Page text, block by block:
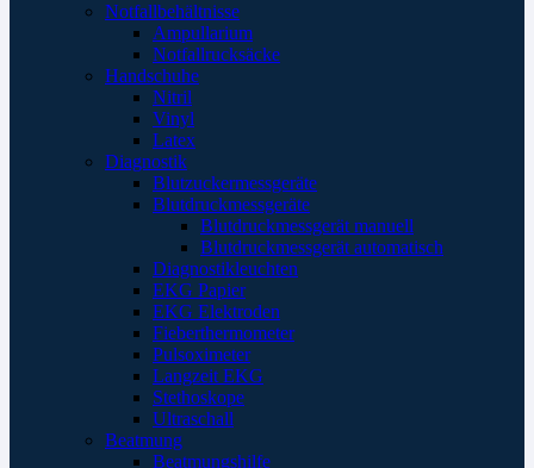
Notfallbehältnisse
Ampullarium
Notfallrucksäcke
Handschuhe
Nitril
Vinyl
Latex
Diagnostik
Blutzuckermessgeräte
Blutdruckmessgeräte
Blutdruckmessgerät manuell
Blutdruckmessgerät automatisch
Diagnostikleuchten
EKG Papier
EKG Elektroden
Fieberthermometer
Pulsoximeter
Langzeit EKG
Stethoskope
Ultraschall
Beatmung
Beatmungshilfe